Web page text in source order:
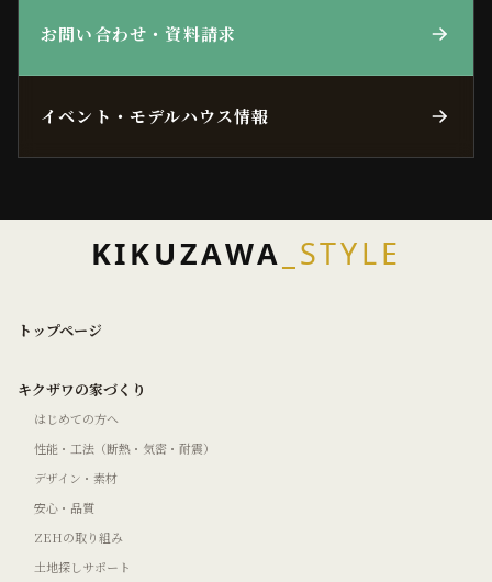
お問い合わせ・資料請求
イベント・モデルハウス情報
KIKUZAWA _STYLE
トップページ
キクザワの家づくり
はじめての方へ
性能・工法（断熱・気密・耐震）
デザイン・素材
安心・品質
ZEHの取り組み
土地探しサポート